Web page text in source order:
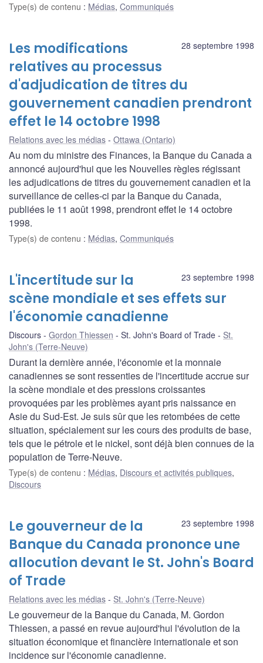
Type(s) de contenu : Médias, Communiqués
28 septembre 1998
Les modifications
relatives au processus
d'adjudication de titres du
gouvernement canadien prendront
effet le 14 octobre 1998
Relations avec les médias Ottawa (Ontario)
Au nom du ministre des Finances, la Banque du Canada a
annoncé aujourd'hui que les Nouvelles règles régissant
les adjudications de titres du gouvernement canadien et la
surveillance de celles-ci par la Banque du Canada,
publiées le 11 août 1998, prendront effet le 14 octobre
1998.
Type(s) de contenu : Médias, Communiqués
23 septembre 1998
L'incertitude sur la
scène mondiale et ses effets sur
l'économie canadienne
Discours Gordon Thiessen St. John's Board of Trade
St.
John's (Terre-Neuve)
Durant la dernière année, l'économie et la monnaie
canadiennes se sont ressenties de l'incertitude accrue sur
la scène mondiale et des pressions croissantes
provoquées par les problèmes ayant pris naissance en
Asie du Sud-Est. Je suis sûr que les retombées de cette
situation, spécialement sur les cours des produits de base,
tels que le pétrole et le nickel, sont déjà bien connues de la
population de Terre-Neuve.
Type(s) de contenu : Médias, Discours et activités publiques,
Discours
23 septembre 1998
Le gouverneur de la
Banque du Canada prononce une
allocution devant le St. John's Board
of Trade
Relations avec les médias St. John's (Terre-Neuve)
Le gouverneur de la Banque du Canada, M. Gordon
Thiessen, a passé en revue aujourd'hui l'évolution de la
situation économique et financière internationale et son
incidence sur l'économie canadienne.